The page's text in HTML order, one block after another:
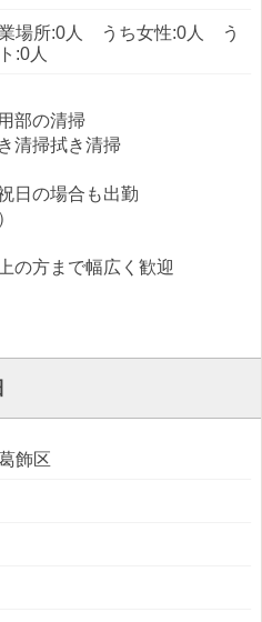
業場所:0人 うち女性:0人 う
:0人
部の清掃
清掃拭き清掃
日の場合も出勤
の方まで幅広く歓迎
飾区